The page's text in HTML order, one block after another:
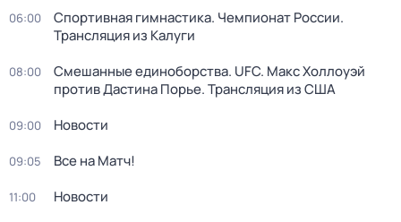
06:00
Спортивная гимнастика. Чемпионат России.
Трансляция из Калуги
08:00
Смешанные единоборства. UFC. Макс Холлоуэй
против Дастина Порье. Трансляция из США
09:00 Новости
09:05 Все на Матч!
11:00 Новости